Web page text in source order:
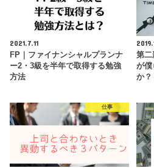
2021.7.11
FP｜ファイナンシャルプランナ
ー2・3級を半年で取得する勉強
方法
第二
が僕
か？
仕事